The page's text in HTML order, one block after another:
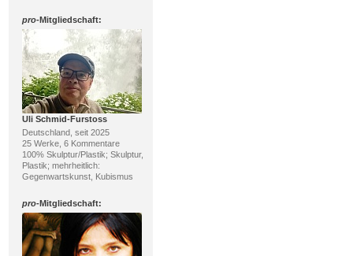
pro-Mitgliedschaft:
Uli Schmid-Furstoss
Deutschland, seit 2025
25 Werke, 6 Kommentare
100% Skulptur/Plastik; Skulptur,
Plastik; mehrheitlich:
Gegenwartskunst, Kubismus
pro-Mitgliedschaft: